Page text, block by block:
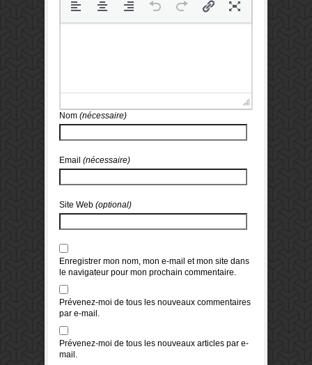
Nom (nécessaire)
Email (nécessaire)
Site Web (optional)
Enregistrer mon nom, mon e-mail et mon site dans
le navigateur pour mon prochain commentaire.
Prévenez-moi de tous les nouveaux commentaires
par e-mail.
Prévenez-moi de tous les nouveaux articles par e-
mail.